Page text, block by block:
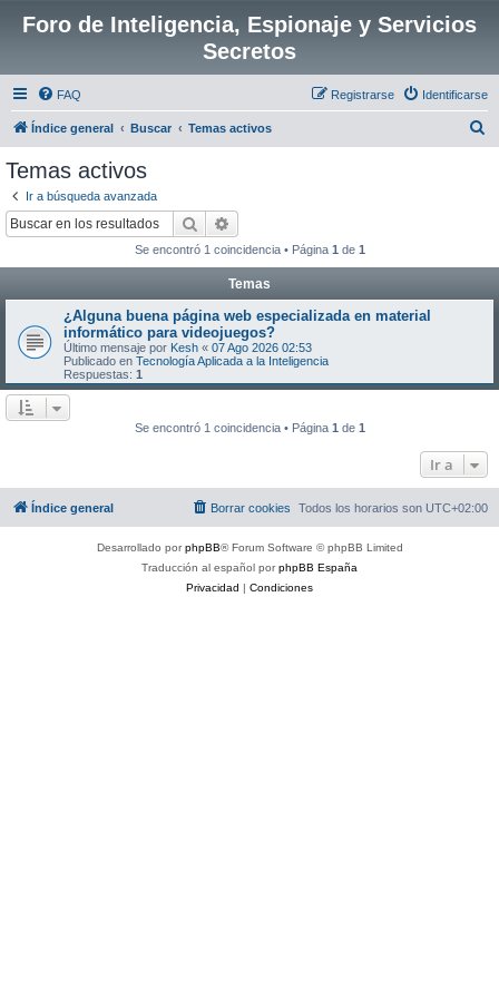
Foro de Inteligencia, Espionaje y Servicios
Secretos
FAQ Identificarse
Registrarse
Índice general Buscar Temas activos
Temas activos
Ir a búsqueda avanzada
Buscar
Se encontró 1 coincidencia • Página 1 de 1
Temas
¿Alguna buena página web especializada en material
informático para videojuegos?
Último mensaje por Kesh « 07 Ago 2026 02:53
Publicado en Tecnología Aplicada a la Inteligencia
Respuestas: 1
Se encontró 1 coincidencia • Página 1 de 1
Ir a
Índice general Todos los horarios son UTC+02:00
Borrar cookies
Desarrollado porphpBB® Forum Software © phpBB Limited
Traducción al español porphpBB España
Privacidad | Condiciones